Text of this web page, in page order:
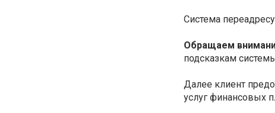
Система
Обращаем
подсказкам
Далее клиент
услуг финансовых